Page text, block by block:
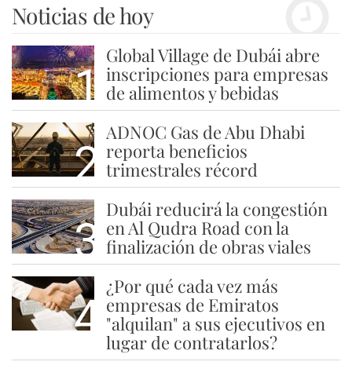
Noticias de hoy
1
Global Village de Dubái abre
inscripciones para empresas
de alimentos y bebidas
2
ADNOC Gas de Abu Dhabi
reporta beneficios
trimestrales récord
3
Dubái reducirá la congestión
en Al Qudra Road con la
finalización de obras viales
4
¿Por qué cada vez más
empresas de Emiratos
"alquilan" a sus ejecutivos en
lugar de contratarlos?